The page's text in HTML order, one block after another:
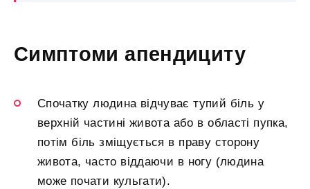
Симптоми апендициту
Спочатку людина відчуває тупий біль у
верхній частині живота або в області пупка,
потім біль зміщується в праву сторону
живота, часто віддаючи в ногу (людина
може почати кульгати).